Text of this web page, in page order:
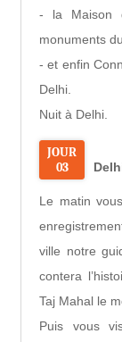
- la Maison
monuments
- et enfin
Delhi.
Nuit à Delhi.
JOUR
03
Le matin
ville notre
contera
Taj Mahal le
Puis vous